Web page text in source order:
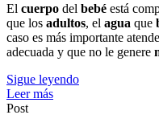
El cuerpo del bebé está
que los adultos, el agua que
caso es más importante
adecuada y que no le genere
Sigue leyendo
Leer más
Post